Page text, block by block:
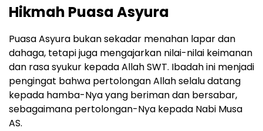
Hikmah Puasa Asyura
Puasa Asyura bukan sekadar menahan lapar dan
dahaga, tetapi juga mengajarkan nilai-nilai keimanan
dan rasa syukur kepada Allah SWT. Ibadah ini menjadi
pengingat bahwa pertolongan Allah selalu datang
kepada hamba-Nya yang beriman dan bersabar,
sebagaimana pertolongan-Nya kepada Nabi Musa
AS.